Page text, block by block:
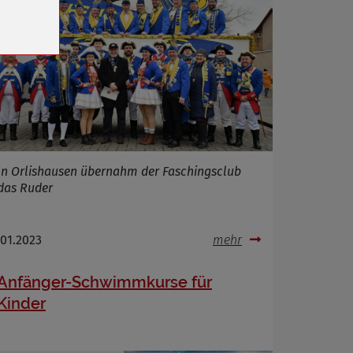
Orlishausen übernahm der Faschingsclub
Ruder
mehr
Schwimmkurse für